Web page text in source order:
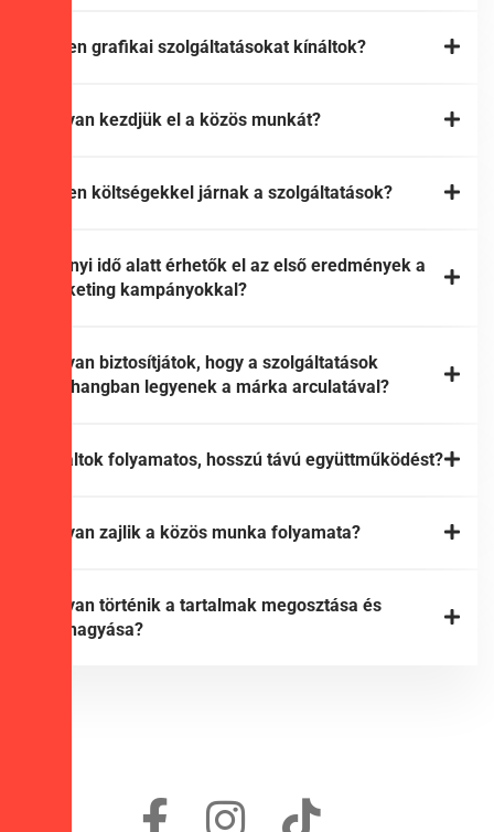
Milyen grafikai szolgáltatásokat kínáltok?
Hogyan kezdjük el a közös munkát?
Milyen költségekkel járnak a szolgáltatások?
Mennyi idő alatt érhetők el az első eredmények a
marketing kampányokkal?
Hogyan biztosítjátok, hogy a szolgáltatások
összhangban legyenek a márka arculatával?
Vállaltok folyamatos, hosszú távú együttműködést?
Hogyan zajlik a közös munka folyamata?
Hogyan történik a tartalmak megosztása és
jóváhagyása?